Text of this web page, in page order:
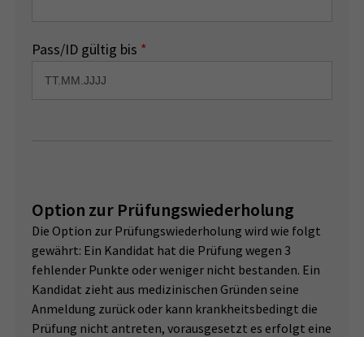
Pass/ID gültig bis *
Option zur Prüfungswiederholung
Die Option zur Prüfungswiederholung wird wie folgt
gewährt: Ein Kandidat hat die Prüfung wegen 3
fehlender Punkte oder weniger nicht bestanden. Ein
Kandidat zieht aus medizinischen Gründen seine
Anmeldung zurück oder kann krankheitsbedingt die
Prüfung nicht antreten, vorausgesetzt es erfolgt eine